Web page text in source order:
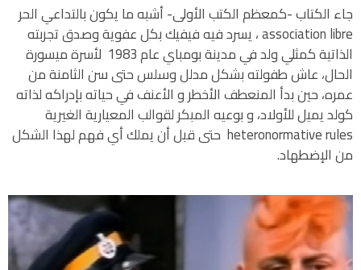
جاء الكتاب -كمعظم الكتب الأولى- أشبه ما يكون بالتداعي الحر
association libre ، يسرد فيه فيفيك بكل عفوية وصدق تجربته
الذاتية كمثلي ولد في مدينة بومباي عام 1983 لأسرة ميسورة
الحال، عاش طفولته بشكل مدلل وسلس حتى سن الثامنة من
عمره، حين بدأ المنعطف الأخطر و الأعنف في حياته بإدراكه لذاته
كولد يميل للأولاد، و بوعيه المبكر لقوالب المعيارية الغيرية
heteronormative rules حتى قبل أن يملك أي فهم لهذا الشكل
من الإضطهاد.